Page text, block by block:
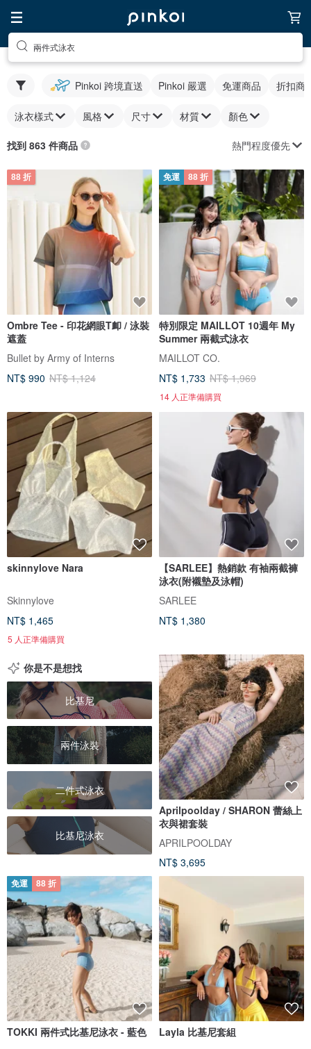
兩件式泳衣
Pinkoi 跨境直送 Pinkoi 嚴選 免運商品 折扣商
泳衣樣式 風格 尺寸 材質 顏色
找到 863 件商品 熱門程度優先
88 折
Ombre Tee - 印花網眼T卹 / 泳裝
遮蓋
Bullet by Army of Interns
NT$ 990 NT$ 1,124
免運 88 折
特別限定 MAILLOT 10週年 My
Summer 兩截式泳衣
MAILLOT CO.
NT$ 1,733 NT$ 1,969
14 人正準備購買
skinnylove Nara
Skinnylove
NT$ 1,465
5 人正準備購買
【SARLEE】熱銷款 有袖兩截褲
泳衣(附襯墊及泳帽)
SARLEE
NT$ 1,380
你是不是想找
比基尼
兩件泳裝
二件式泳衣
比基尼泳衣
Aprilpoolday / SHARON 蕾絲上
衣與裙套裝
APRILPOOLDAY
NT$ 3,695
免運 88 折
TOKKI 兩件式比基尼泳衣 - 藍色 Layla 比基尼套組